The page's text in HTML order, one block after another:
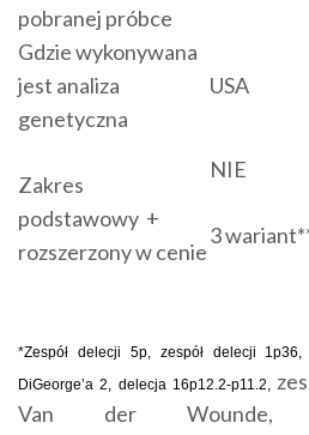
pobranej próbce
Gdzie wykonywana
jest analiza
genetyczna
USA
Zakres
podstawowy +
rozszerzony w cenie
NIE
3
*Zespół delecji 5p, zespół delecji 1p36,
DiGeorge’a 2, delecja 16p12.2-p11.2,
Van der Wounde,